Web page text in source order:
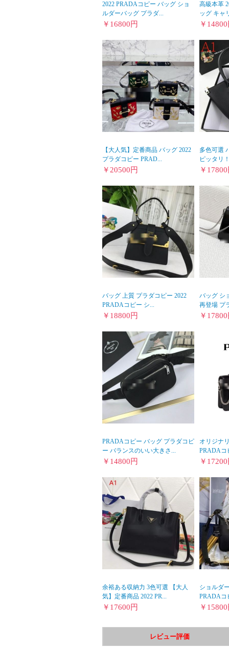
2022 PRADAコピー バッグ ショ
ルダーバッグ プラダ...
￥ 16800円
高級本革
ッグ キャ
￥ 14800
【大人気】定番商品 バッグ 2022
プラダコピー PRAD...
￥ 20500円
多色可選
ピッタリ
￥ 17800
バッグ 上質 プラダコピー 2022
PRADAコピー シ...
￥ 18800円
バッグ シ
再登場 プ
￥ 17800
PRADAコピー バッグ プラダコピ
ー バランスのいい大きさ...
￥ 14800円
オリジナ
PRADAコ
￥ 17200
余裕ある収納力 3色可選 【大人
気】定番商品 2022 PR...
￥ 17600円
ショルダ
PRADAコ
￥ 15800
レビュー評価